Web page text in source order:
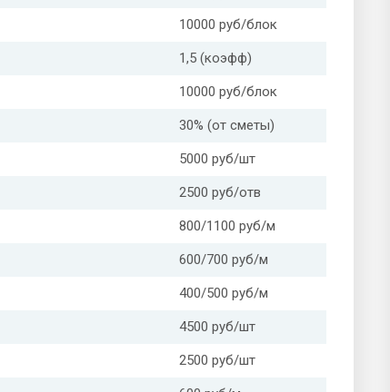
10000 руб/блок
1,5 (коэфф)
10000 руб/блок
30% (от сметы)
5000 руб/шт
2500 руб/отв
800/1100 руб/м
600/700 руб/м
400/500 руб/м
4500 руб/шт
2500 руб/шт